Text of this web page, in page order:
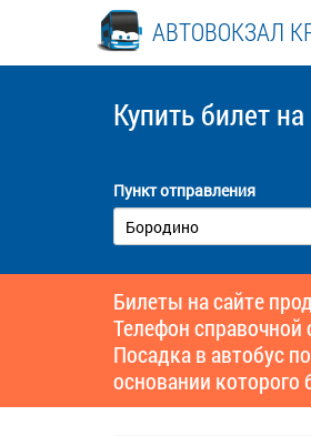
АВТОВОКЗАЛ
Купить билет
Пункт отправления
Билеты на сайте
Телефон
Посадка в автобус
основании